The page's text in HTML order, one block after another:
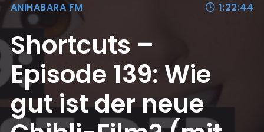
ANIHABARA FM 1:22:44
Shortcuts –
Episode 139: Wie
gut ist der neue